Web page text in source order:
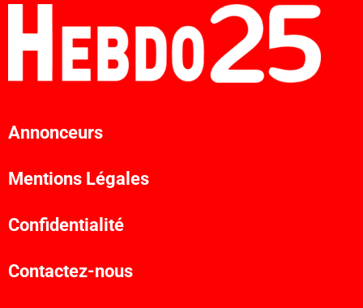
Annonceurs
Mentions Légales
Confidentialité
Contactez-nous